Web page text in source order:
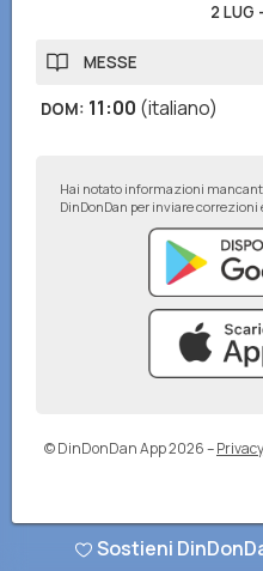
2 LUG -
MESSE
DOM: 11:00 (italiano)
Hai notato informazioni
DinDonDan per inviare
© DinDonDan App 2026–
Sostieni